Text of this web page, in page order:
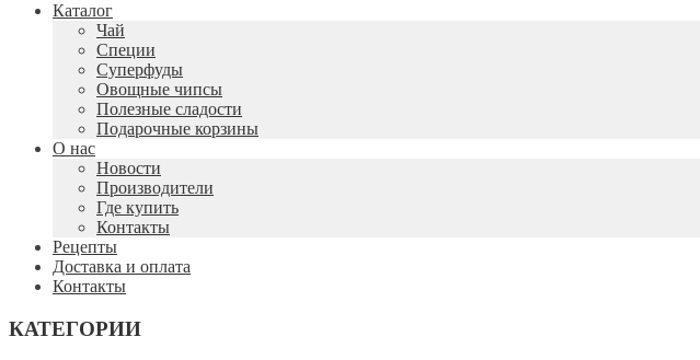
Каталог
Чай
Специи
Cуперфуды
Овощные чипсы
Полезные сладости
Подарочные корзины
О нас
Новости
Производители
Где купить
Контакты
Рецепты
Доставка и оплата
Контакты
КАТЕГОРИИ